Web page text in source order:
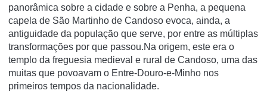
panorâmica sobre a cidade e sobre a Penha, a pequena
capela de São Martinho de Candoso evoca, ainda, a
antiguidade da população que serve, por entre as múltiplas
transformações por que passou.Na origem, este era o
templo da freguesia medieval e rural de Candoso, uma das
muitas que povoavam o Entre-Douro-e-Minho nos
primeiros tempos da nacionalidade.